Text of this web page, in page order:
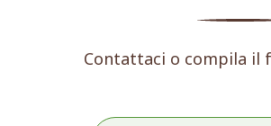
Contattaci o compila il